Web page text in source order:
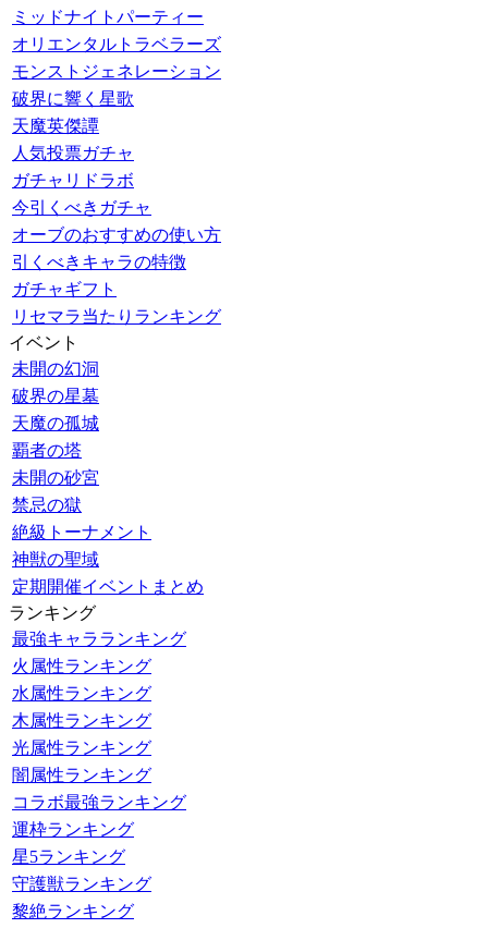
ミッドナイトパーティー
オリエンタルトラベラーズ
モンストジェネレーション
破界に響く星歌
天魔英傑譚
人気投票ガチャ
ガチャリドラボ
今引くべきガチャ
オーブのおすすめの使い方
引くべきキャラの特徴
ガチャギフト
リセマラ当たりランキング
イベント
未開の幻洞
破界の星墓
天魔の孤城
覇者の塔
未開の砂宮
禁忌の獄
絶級トーナメント
神獣の聖域
定期開催イベントまとめ
ランキング
最強キャラランキング
火属性ランキング
水属性ランキング
木属性ランキング
光属性ランキング
闇属性ランキング
コラボ最強ランキング
運枠ランキング
星5ランキング
守護獣ランキング
黎絶ランキング